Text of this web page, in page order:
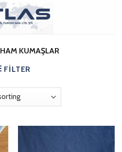
HAM KUMAŞLAR
FILTER